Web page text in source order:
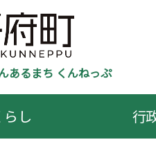
あるまち くんねっぷ
らし 行